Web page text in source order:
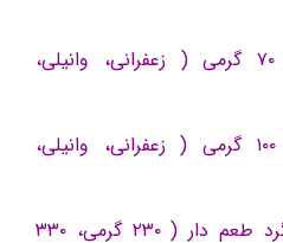
پشمک الیافی پاکتی ۷۰ گرمی ( زعفرانی، وانیلی،
پشمک الیافی پاکتی ۱۰۰ گرمی ( زعفرانی، وانیلی،
پشمک الیافی سطلی گرد طعم دار ( ۲۳۰ گرمی، ۳۳۰